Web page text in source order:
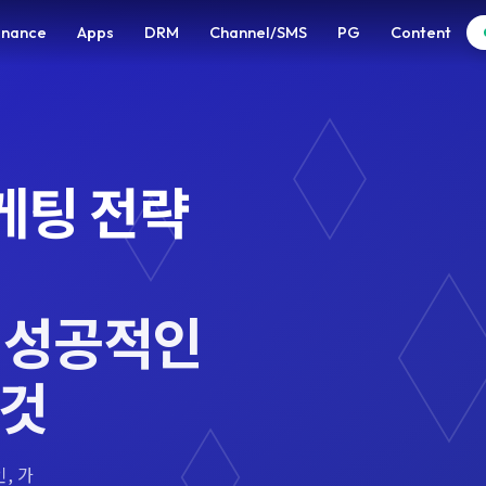
Apps DRM Channel/SMS PG Content
팅 전략
공적인
, 가